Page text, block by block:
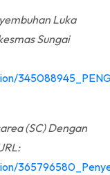
Luka
Sungai
(SC) Dengan